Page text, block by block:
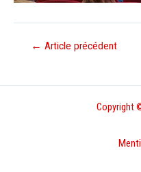
Navigation
← Article précédent
Copyright